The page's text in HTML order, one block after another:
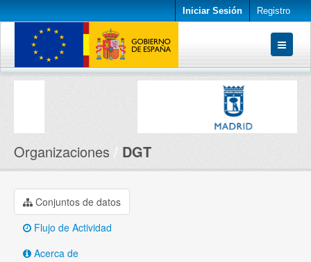
Iniciar Sesión Registro
Conjuntos de datos
Organizaciones DGT
Conjuntos de datos
Flujo de Actividad
Acerca de